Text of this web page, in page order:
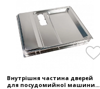
Внутрішня частина дверей
для посудомийної машини...